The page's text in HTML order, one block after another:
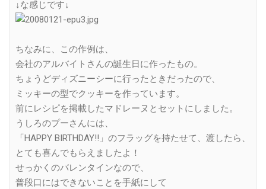
↓な感じです↓
ちなみに、この作例は、
会社のアルバイトさんの誕生日に作ったもの。
ちょうどディズニーシーに行ったときだったので、
ミッキーの型でクッキーを作っています。
前にレシピを掲載したマドレーヌとセットにしました。
うしろのプーさんには、
「HAPPY BIRTHDAY!!」のフラッグを持たせて、渡したら、
とても喜んでもらえましたよ！
せっかくのバレンタインなので、
普段口にはできないことを手紙にして